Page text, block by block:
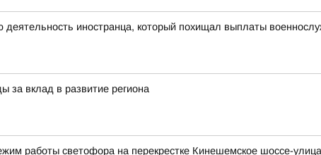
деятельность иностранца, который похищал выплаты
за вклад в развитие региона
работы светофора на перекрестке Кинешемское шоссе-